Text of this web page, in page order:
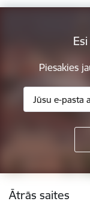
Piesakies
Ātrās saites